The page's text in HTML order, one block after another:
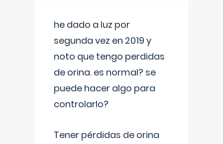
he dado a luz por
segunda vez en 2019 y
noto que tengo perdidas
de orina. es normal? se
puede hacer algo para
controlarlo?
Tener pérdidas de orina